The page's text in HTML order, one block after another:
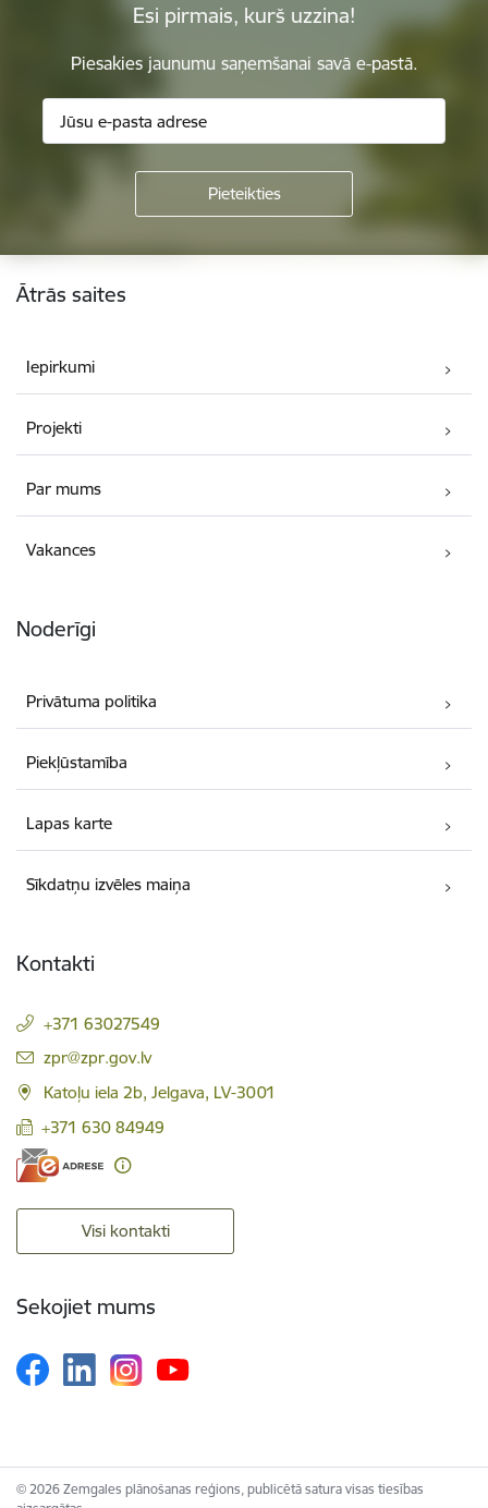
Esi pirmais, kurš uzzina!
Piesakies jaunumu saņemšanai savā e-pastā.
Kājene
Ātrās saites
Iepirkumi
Projekti
Par mums
Vakances
Noderīgi
Privātuma politika
Piekļūstamība
Lapas karte
Sīkdatņu izvēles maiņa
Kontakti
+371 63027549
E-pasts:
zpr@zpr.gov.lv
Katoļu iela 2b, Jelgava, LV-3001
+371 630 84949
Visi kontakti
Sekojiet mums
© 2026 Zemgales plānošanas reģions, publicētā satura visas tiesības